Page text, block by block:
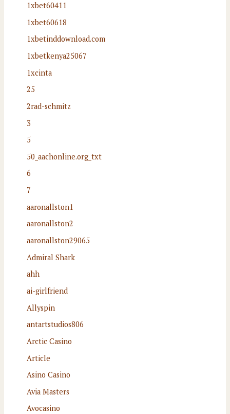
1xbet60411
1xbet60618
1xbetinddownload.com
1xbetkenya25067
1xcinta
25
2rad-schmitz
3
5
50_aachonline.org_txt
6
7
aaronallston1
aaronallston2
aaronallston29065
Admiral Shark
ahh
ai-girlfriend
Allyspin
antartstudios806
Arctic Casino
Article
Asino Casino
Avia Masters
Avocasino